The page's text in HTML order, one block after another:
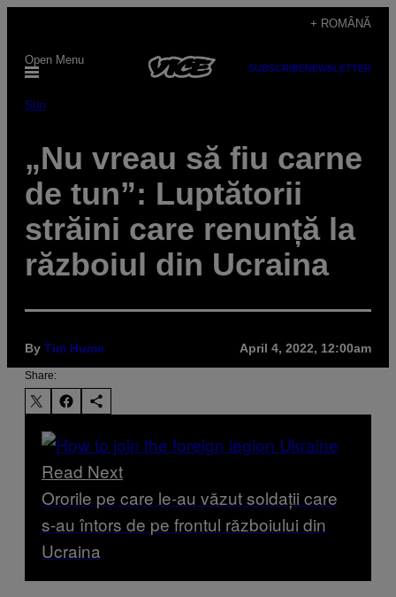
content
+ ROMÂNĂ
Open Menu
SUBSCRIBENEWSLETTER
Știri
„Nu vreau să fiu carne
de tun”: Luptătorii
străini care renunță la
războiul din Ucraina
By Tim Hume April 4, 2022, 12:00am
Share:
Read Next
Ororile pe care le-au văzut soldații care
s-au întors de pe frontul războiului din
Ucraina